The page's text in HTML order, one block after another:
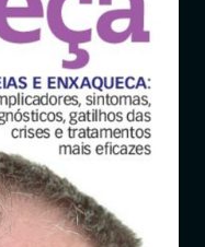
Jornais
Notícias
Entrar